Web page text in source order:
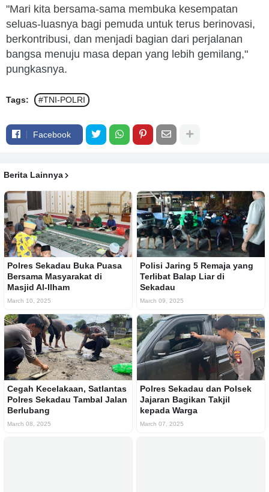
"Mari kita bersama-sama membuka kesempatan
seluas-luasnya bagi pemuda untuk terus berinovasi,
berkontribusi, dan menjadi bagian dari perjalanan
bangsa menuju masa depan yang lebih gemilang,"
pungkasnya.
Tags: #TNI-POLRI
Facebook
Berita Lainnya
Polres Sekadau Buka Puasa
Bersama Masyarakat di
Masjid Al-Ilham
March 10, 2025
Polisi Jaring 5 Remaja yang
Terlibat Balap Liar di
Sekadau
March 09, 2025
Cegah Kecelakaan, Satlantas
Polres Sekadau Tambal Jalan
Berlubang
March 08, 2025
Polres Sekadau dan Polsek
Jajaran Bagikan Takjil
kepada Warga
March 07, 2025